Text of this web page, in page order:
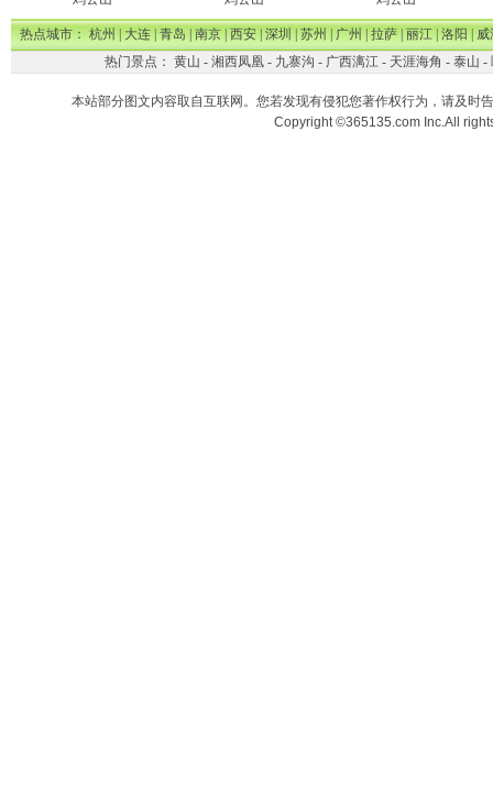
热点城市：杭州|大连|青岛|南京|西安|深圳|苏州|广州|拉萨|丽江|洛阳|威
热门景点： 黄山 - 湘西凤凰- 九寨沟 - 广西漓江- 天涯海角 - 泰山 -
本站部分图文内容取自互联网。您若发现有侵犯您著作权行为，请及时
Copyright ©365135.com Inc.All